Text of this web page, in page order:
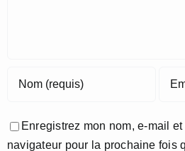
Enregistrez mon nom, e-mail
navigateur pour la prochaine fois